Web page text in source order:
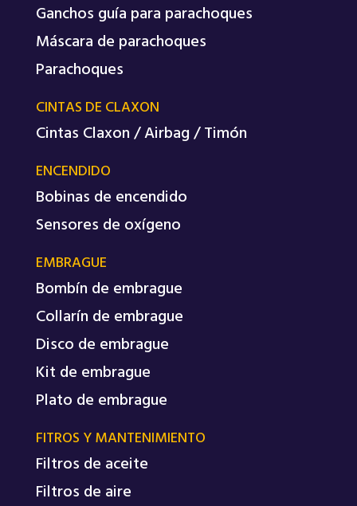
Ganchos guía para parachoques
Máscara de parachoques
Parachoques
CINTAS DE CLAXON
Cintas Claxon / Airbag / Timón
ENCENDIDO
Bobinas de encendido
Sensores de oxígeno
EMBRAGUE
Bombín de embrague
Collarín de embrague
Disco de embrague
Kit de embrague
Plato de embrague
FITROS Y MANTENIMIENTO
Filtros de aceite
Filtros de aire